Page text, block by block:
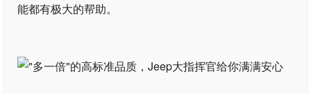
能都有极大的帮助。